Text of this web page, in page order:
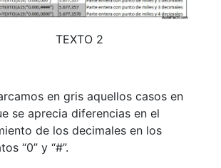
TEXTO 2
en gris aquellos casos en
se aprecia diferencias en el
de los decimales en los
“0” y “#”.